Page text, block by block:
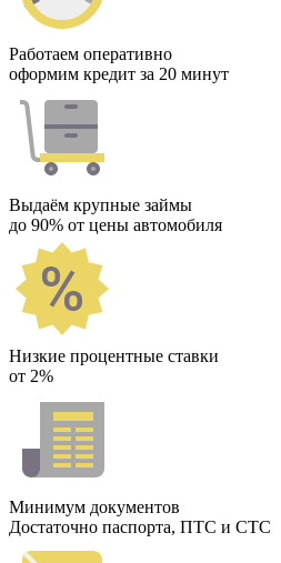
Работаем оперативно
оформим кредит за 20 минут
Выдаём крупные займы
до 90% от цены автомобиля
Низкие процентные ставки
от 2%
Минимум документов
Достаточно паспорта, ПТС и СТС